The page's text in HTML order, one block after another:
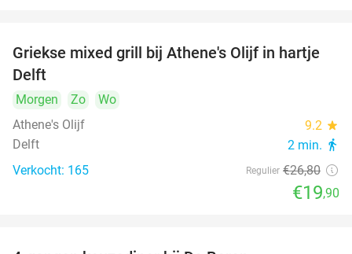
26%
Griekse mixed grill bij Athene's Olijf in hartje
Delft
Morgen Zo
Wo
Athene's Olijf
9.2 star
Delft 2 min. directions_walk
Verkocht: 165 Regulier €26,80
€19,90